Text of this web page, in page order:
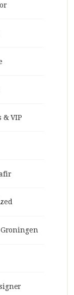
& VIP
Groningen